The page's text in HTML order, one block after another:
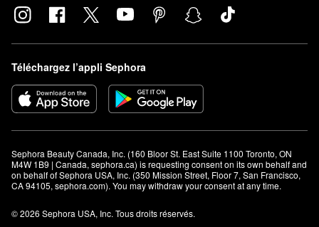
Téléchargez l’appli Sephora
Sephora Beauty Canada, Inc. (160 Bloor St. East Suite 1100 Toronto, ON
M4W 1B9 | Canada, sephora.ca) is requesting consent on its own behalf and
on behalf of Sephora USA, Inc. (350 Mission Street, Floor 7, San Francisco,
CA 94105, sephora.com). You may withdraw your consent at any time.
© 2026 Sephora USA, Inc. Tous droits réservés.